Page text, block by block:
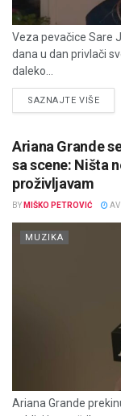
Veza pevačice Sare
dana u dan privlači
daleko...
SAZNAJTE VIŠE
Ariana Grande
sa scene: Ništa
proživljavam
BY MIŠKO PETROVIĆ
MUZIKA
Ariana Grande